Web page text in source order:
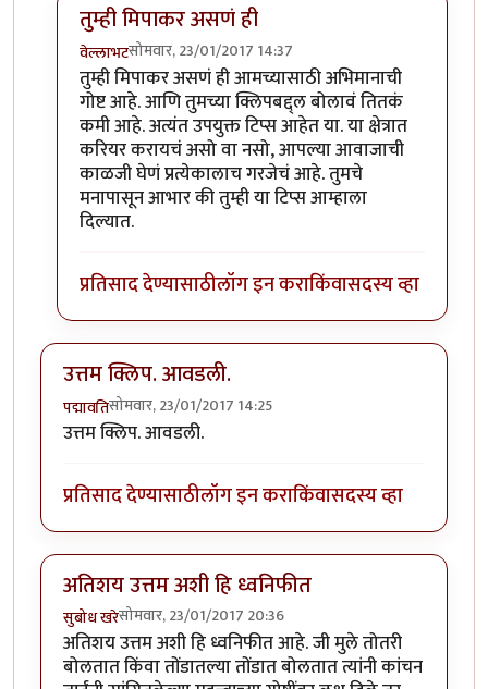
तुम्ही मिपाकर असणं ही
वेल्लाभटसोमवार, 23/01/2017 14:37
In reply toधन्यवादbyKanchanKarai
तुम्ही मिपाकर असणं ही आमच्यासाठी अभिमानाची
गोष्ट आहे. आणि तुमच्या क्लिपबद्द्ल बोलावं तितकं
कमी आहे. अत्यंत उपयुक्त टिप्स आहेत या. या क्षेत्रात
करियर करायचं असो वा नसो, आपल्या आवाजाची
काळजी घेणं प्रत्येकालाच गरजेचं आहे. तुमचे
मनापासून आभार की तुम्ही या टिप्स आम्हाला
दिल्यात.
प्रतिसाद देण्यासाठीलॉग इन कराकिंवासदस्य व्हा
उत्तम क्लिप. आवडली.
पद्मावतिसोमवार, 23/01/2017 14:25
उत्तम क्लिप. आवडली.
प्रतिसाद देण्यासाठीलॉग इन कराकिंवासदस्य व्हा
अतिशय उत्तम अशी हि ध्वनिफीत
सुबोध खरेसोमवार, 23/01/2017 20:36
अतिशय उत्तम अशी हि ध्वनिफीत आहे. जी मुले तोतरी
बोलतात किंवा तोंडातल्या तोंडात बोलतात त्यांनी कांचन